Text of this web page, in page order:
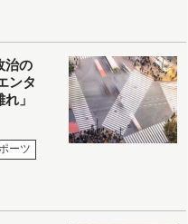
治の
ンタ
」
ーツ